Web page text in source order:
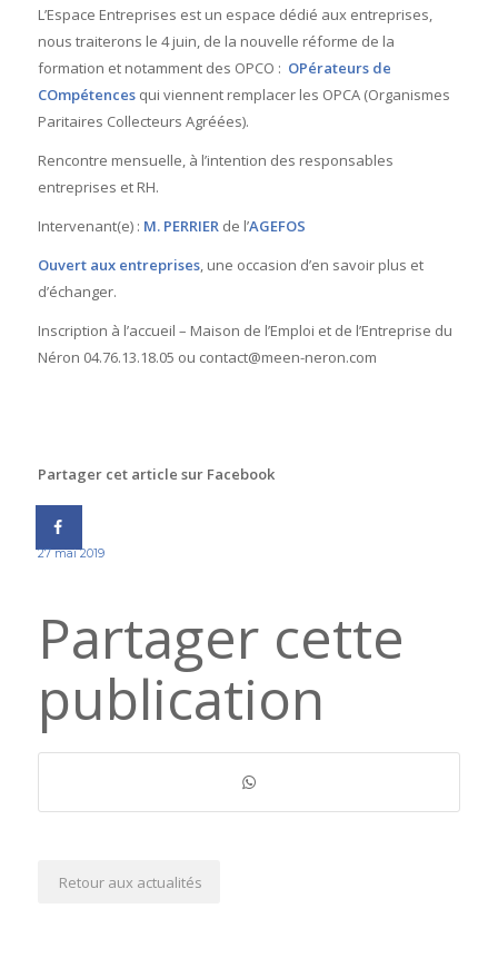
L’Espace Entreprises est un espace dédié aux entreprises,
nous traiterons le 4 juin, de la nouvelle réforme de la
formation et notamment des OPCO : OPérateurs de
COmpétencesqui viennent remplacer les OPCA (Organismes
Paritaires Collecteurs Agréées).
Rencontre mensuelle, à l’intention des responsables
entreprises et RH.
Intervenant(e) : M. PERRIER de l’AGEFOS
Ouvert aux entreprises, une occasion d’en savoir plus et
d’échanger.
Inscription à l’accueil – Maison de l’Emploi et de l’Entreprise du
Néron 04.76.13.18.05 ou contact@meen-neron.com
Partager cet article sur Facebook
27 mai 2019
Partager cette
publication
Retour aux actualités